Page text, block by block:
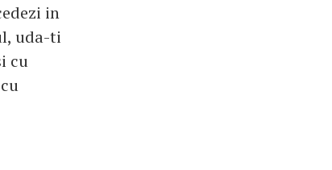
in
uda-ti
cu